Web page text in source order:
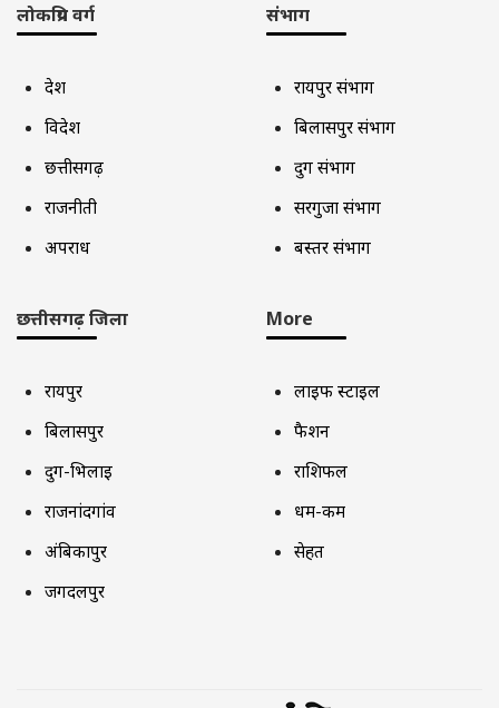
लोकप्रिय वर्ग
देश
विदेश
छत्तीसगढ़
राजनीती
अपराध
संभाग
रायपुर संभाग
बिलासपुर संभाग
दुर्ग संभाग
सरगुजा संभाग
बस्तर संभाग
छत्तीसगढ़ जिला
रायपुर
बिलासपुर
दुर्ग-भिलाई
राजनांदगांव
अंबिकापुर
जगदलपुर
More
लाइफ स्टाइल
फैशन
राशिफल
धर्म-कर्म
सेहत